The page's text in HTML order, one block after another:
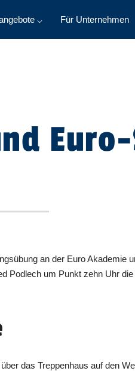
⌵ Für Unternehmen
an der Euro Akademie
Podlech um Punkt zehn Uhr
das Treppenhaus auf den